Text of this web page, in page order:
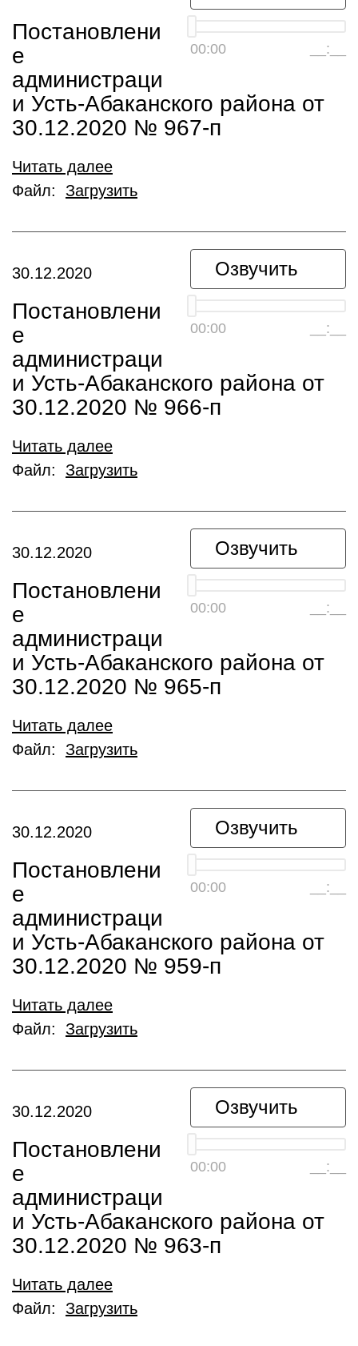
00:00 __:__
Постановлени
е
администраци
и Усть-Абаканского района от
30.12.2020 № 967-п
Читать далее
Файл: Загрузить
Озвучить
00:00 __:__
30.12.2020
Постановлени
е
администраци
и Усть-Абаканского района от
30.12.2020 № 966-п
Читать далее
Файл: Загрузить
Озвучить
00:00 __:__
30.12.2020
Постановлени
е
администраци
и Усть-Абаканского района от
30.12.2020 № 965-п
Читать далее
Файл: Загрузить
Озвучить
00:00 __:__
30.12.2020
Постановлени
е
администраци
и Усть-Абаканского района от
30.12.2020 № 959-п
Читать далее
Файл: Загрузить
Озвучить
00:00 __:__
30.12.2020
Постановлени
е
администраци
и Усть-Абаканского района от
30.12.2020 № 963-п
Читать далее
Файл: Загрузить